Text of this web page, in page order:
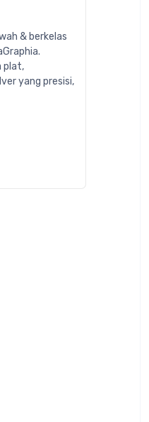
& berkelas
plat,
yang presisi,